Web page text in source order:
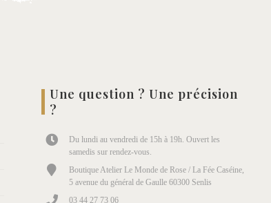
Une question ? Une précision
?
Du lundi au vendredi de 15h à 19h. Ouvert les
samedis sur rendez-vous.
Boutique Atelier Le Monde de Rose / La Fée Caséine,
5 avenue du général de Gaulle 60300 Senlis
03 44 27 73 06